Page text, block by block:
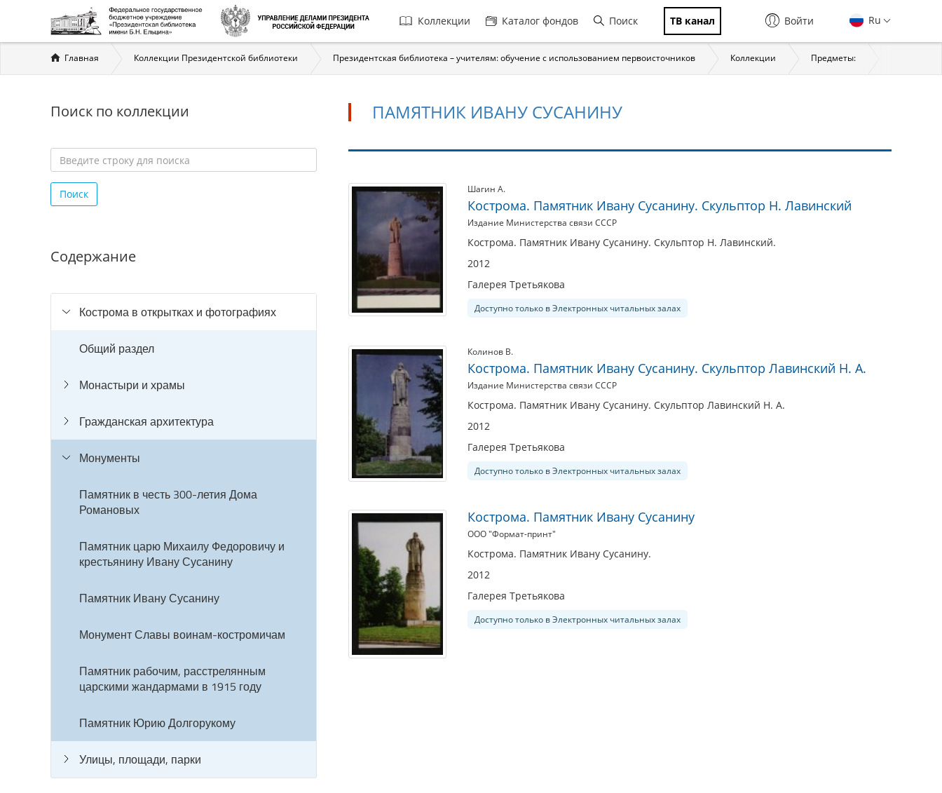
Главная
навигация
Коллекции Каталог фондов Поиск ТВ канал Ru
Войти
Вы
здесь
Главная Коллекции Президентской библиотеки Президентская библиотека – учителям: обучение с использованием первоисточников Коллекции Предметы:
Поиск по коллекции
строку
для
Поиск
Содержание
Кострома в открытках и фотографиях
Общий раздел
Монастыри и храмы
Гражданская архитектура
Монументы
Памятник в честь 300-летия Дома
Романовых
Памятник царю Михаилу Федоровичу и
крестьянину Ивану Сусанину
Памятник Ивану Сусанину
Монумент Славы воинам-костромичам
Памятник рабочим, расстрелянным
царскими жандармами в 1915 году
Памятник Юрию Долгорукому
Улицы, площади, парки
ПАМЯТНИК ИВАНУ СУСАНИНУ
Памятник
Ивану
Сусанину
Шагин А.
Кострома. Памятник Ивану Сусанину. Скульптор Н. Лавинский
Издание Министерства связи СССР
Кострома. Памятник Ивану Сусанину. Скульптор Н. Лавинский.
2012
Галерея Третьякова
Доступно только в Электронных читальных залах
Колинов В.
Кострома. Памятник Ивану Сусанину. Скульптор Лавинский Н. А.
Издание Министерства связи СССР
Кострома. Памятник Ивану Сусанину. Скульптор Лавинский Н. А.
2012
Галерея Третьякова
Доступно только в Электронных читальных залах
Кострома. Памятник Ивану Сусанину
ООО "Формат-принт"
Кострома. Памятник Ивану Сусанину.
2012
Галерея Третьякова
Доступно только в Электронных читальных залах